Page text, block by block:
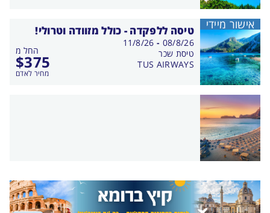
טיסה ללפקדה - כולל מזוודה וטרולי!
החל מ
$375
מחיר לאדם
בין
התאריכים,
08/8/26
-
11/8/26
טיסת שכר
TUS AIRWAYS
אישור מיידי